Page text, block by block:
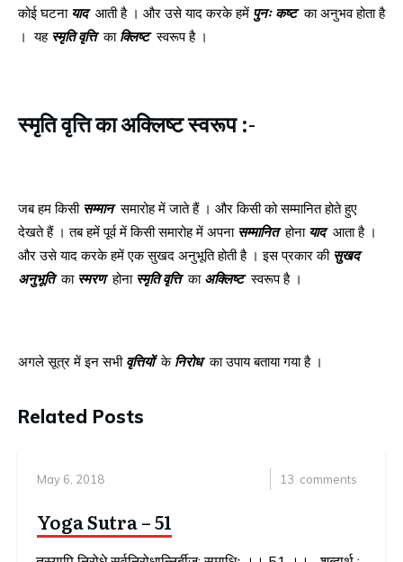
कोई घटना यादआती है । और उसे याद करके हमें पुनः कष्टका अनुभव होता है
। यह स्मृति वृत्तिका क्लिष्टस्वरूप है ।
स्मृतिवृत्तिकाअक्लिष्टस्वरूप:-
जब हम किसी सम्मानसमारोह में जाते हैं । और किसी को सम्मानित होते हुए
देखते हैं । तब हमें पूर्व में किसी समारोह में अपना सम्मानितहोना यादआता है ।
और उसे याद करके हमें एक सुखद अनुभूति होती है । इस प्रकार की सुखद
अनुभूतिका स्मरणहोना स्मृति वृत्तिका अक्लिष्टस्वरूप है ।
अगले सूत्र में इन सभी वृत्तियोंके निरोधका उपाय बताया गया है ।
Related Posts
May 6, 2018 13 comments
Yoga Sutra – 51